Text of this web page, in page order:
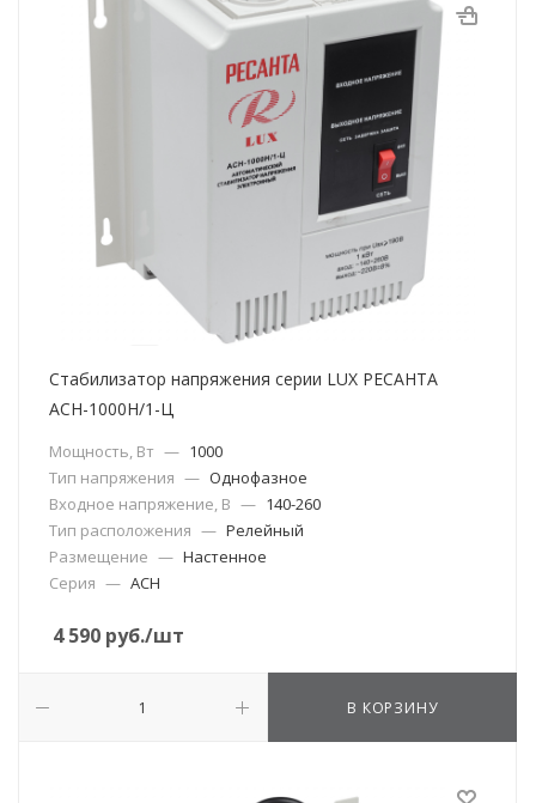
Стабилизатор напряжения серии LUX РЕСАНТА
АСН-1000Н/1-Ц
Мощность, Вт — 1000
Тип напряжения — Однофазное
Входное напряжение, В — 140-260
Тип расположения — Релейный
Размещение — Настенное
Серия — АСН
4 590 руб./шт
В КОРЗИНУ